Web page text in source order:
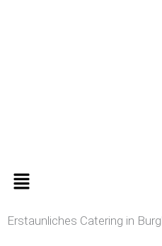
Menü
Erstaunliches Catering in